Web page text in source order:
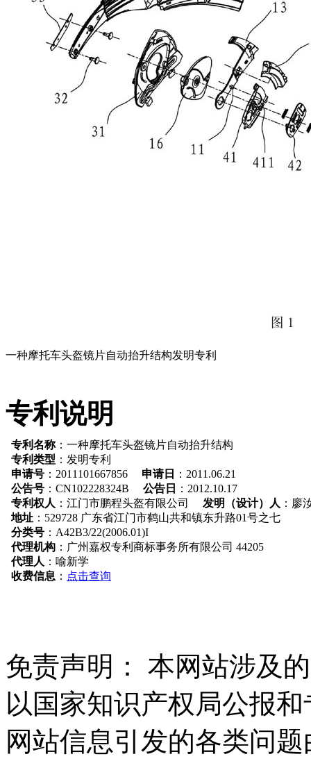
一种摩托车头盔镜片自动抬升结构发明专利
专利说明
专利名称：一种摩托车头盔镜片自动抬升结构
专利类型 ：发明专利
申请号 ：2011101667856 申请日
：2011.06.21
公告号 ：CN102228324B 公告日
：2012.10.17
专利权人 ：江门市鹏程头盔有限公司 发明（设计）人 ：廖
地址 ：529728 广东省江门市鹤山共和镇东升路01号之七
分类号 ：A42B3/22(2006.01)I
代理机构 ：广州嘉权专利商标事务所有限公司 44205
代理人 ：喻新学
收费信息 ： 点击查询
免责声明：
本网站涉及
以国家知识产权局公报
网站信息引发的各类问